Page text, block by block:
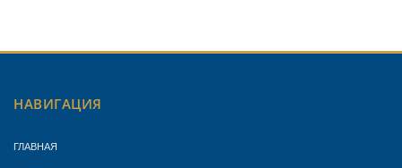
НАВИГАЦИЯ
ГЛАВНАЯ